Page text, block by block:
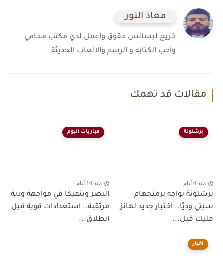
معاذ النور
خريج ليسانس حقوق واعمل لدي مكتب محامي
واحب الكتابه و الرسم والالعاب الحديثة
مقالات قد تهمك
برشلونة
منذ 6 أيام
برشلونة يواجه برمنجهام
سيتي وديًا.. اختبار جديد لهانز
فليك قبل...
مباريات اليوم
منذ 16 أيام
النصر وبنفيكا في مواجهة ودية
مرتقبة.. استعدادات قوية قبل
انطلاق...
اخبار